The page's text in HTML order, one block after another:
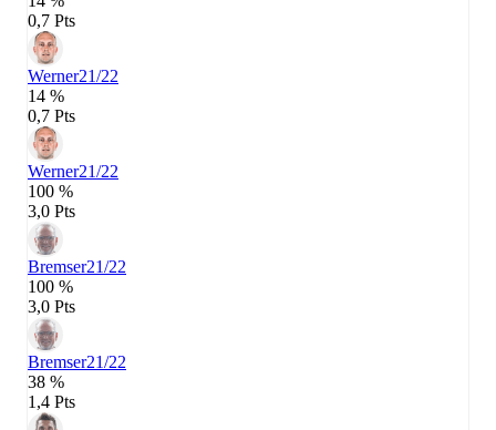
0,7 Pts
Werner21/22
14 %
0,7 Pts
Werner21/22
100 %
3,0 Pts
Bremser21/22
100 %
3,0 Pts
Bremser21/22
38 %
1,4 Pts